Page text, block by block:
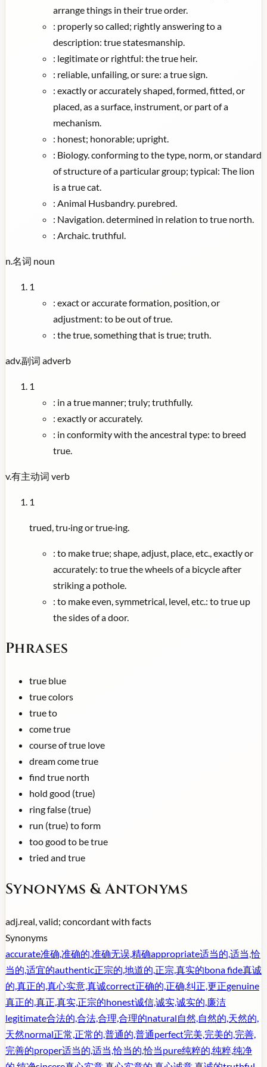
arrange things in their true order.
: properly so called; rightly answering to a
description: true statesmanship.
: legitimate or rightful: the true heir.
: reliable, unfailing, or sure: a true sign.
: exactly or accurately shaped, formed, fitted, or
placed, as a surface, instrument, or part of a
mechanism.
: honest; honorable; upright.
: Biology. conforming to the type, norm, or standard
of structure of a particular group; typical: The lion
is a true cat.
: Animal Husbandry. purebred.
: Navigation. determined in relation to true north.
: Archaic. truthful.
n. 名词 noun
1
: exact or accurate formation, position, or
adjustment: to be out of true.
: the true, something that is true; truth.
adv.副词 adverb
1
: in a true manner; truly; truthfully.
: exactly or accurately.
: in conformity with the ancestral type: to breed
true.
v.有主动词 verb
1
trued, tru·ing or true·ing.
: to make true; shape, adjust, place, etc., exactly or
accurately: to true the wheels of a bicycle after
striking a pothole.
: to make even, symmetrical, level, etc.: to true up
the sides of a door.
Phrases
true blue
true colors
true to
come true
course of true love
dream come true
find true north
hold good (true)
ring false (true)
run (true) to form
too good to be true
tried and true
Synonyms & Antonyms
adj.real, valid; concordant with facts
Synonyms
accurate准确,准确的,准确无误,精确appropriate适当的,适当,恰
当的,适宜的authentic正宗的,地道的,正宗,真实的bona fide真诚
的,真正的,真心实意,真诚correct正确的,正确,纠正,更正genuine
真正的,真正,真实,正宗的honest诚信,诚实,诚实的,廉洁
legitimate合法的,合法,合理,合理的natural自然,自然的,天然的,
天然normal正常,正常的,普通的,普通perfect完美,完美的,完善,
完善的proper适当的,适当,恰当的,恰当pure纯粹的,纯粹,纯净